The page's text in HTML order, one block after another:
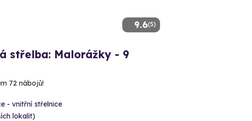
9.6(5)
střelba: Malorážky - 9
72 nábojů!
- vnitřní střelnice
lokalit)